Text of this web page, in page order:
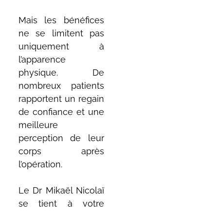
Mais les bénéfices
ne se limitent pas
uniquement à
l’apparence
physique. De
nombreux patients
rapportent un regain
de confiance et une
meilleure
perception de leur
corps après
l’opération.
Le Dr Mikaël Nicolaï
se tient à votre